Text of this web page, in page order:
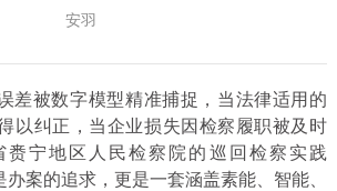
安羽
差被数字模型精准捕捉，当法律适用的
以纠正，当企业损失因检察履职被及时
宁地区人民检察院的巡回检察实践
办案的追求，更是一套涵盖素能、智能、